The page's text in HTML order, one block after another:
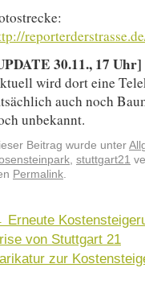
30.11., 17 Uhr]
wird dort eine
auch noch
unbekannt.
Beitrag wurde unter
stuttgart21
Permalink
Erneute
von Stuttgart 21
zur